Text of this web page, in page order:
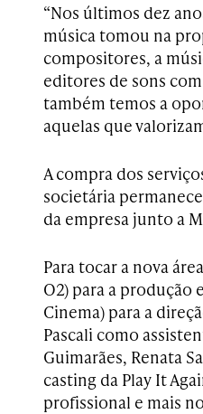
“Nos últimos dez
música tomou na
compositores, a
editores de sons
também temos a
aquelas que
A compra dos
societária
da empresa junto a
Para tocar a nova
O2) para a produção
Cinema) para a
Pascali como
Guimarães, Renata
casting da Play It
profissional e mais